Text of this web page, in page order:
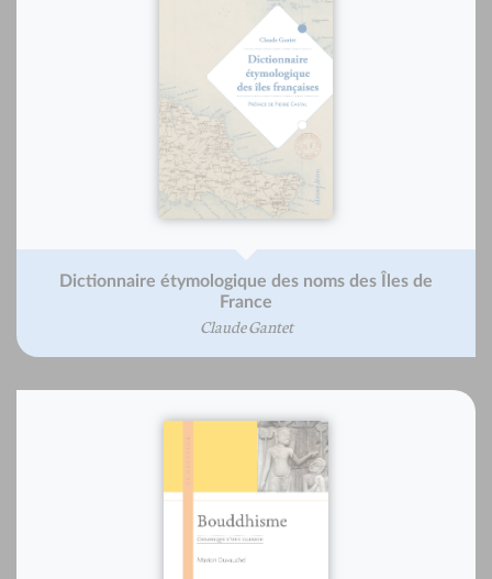
Dictionnaire étymologique des noms des Îles de
France
Claude Gantet